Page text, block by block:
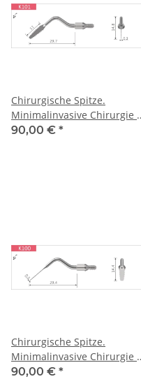
Chirurgische Spitze.
Minimalinvasive Chirurgie -
Axial
90,00 € *
Chirurgische Spitze.
Minimalinvasive Chirurgie -
Sagittal
90,00 € *